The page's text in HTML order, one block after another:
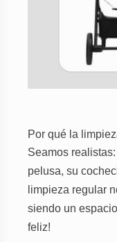
Por qué la
Seamos
pelusa, su
limpieza regular
siendo un
feliz!